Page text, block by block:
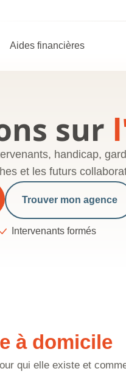
Aides financières
sur
handicap,
et les futurs
Trouver mon agence
Intervenants formés
à domicile
qui elle existe et